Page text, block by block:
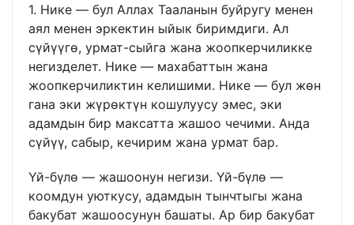
1. Нике — бул Аллах Тааланын буйругу менен
аял менен эркектин ыйык биримдиги. Ал
сүйүүгө, урмат-сыйга жана жоопкерчиликке
негизделет. Нике — махабаттын жана
жоопкерчиликтин келишими. Нике — бул жөн
гана эки жүрөктүн кошулуусу эмес, эки
адамдын бир максатта жашоо чечими. Анда
сүйүү, сабыр, кечирим жана урмат бар.
Үй-бүлө — жашоонун негизи. Үй-бүлө —
коомдун уюткусу, адамдын тынчтыгы жана
бакубат жашоосунун башаты. Ар бир бакубат